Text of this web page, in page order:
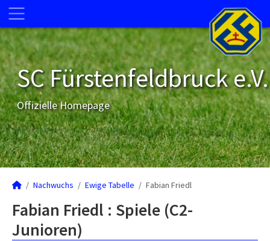
SC Fürstenfeldbruck e.V.
Offizielle Homepage
Nachwuchs Ewige Tabelle Fabian Friedl
Fabian Friedl : Spiele (C2-
Junioren)